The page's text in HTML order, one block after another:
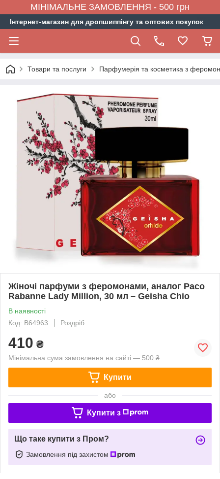
МІНІМАЛЬНЕ ЗАМОВЛЕННЯ - 500 грн
Інтернет-магазин для дропшиппінгу та оптових покупок
Товари та послуги Парфумерія та косметика з
Жіночі парфуми з феромонами, аналог Paco
Rabanne Lady Million, 30 мл – Geisha Chio
В наявності
Код: B64963
Роздріб
410 ₴
Мінімальна сума замовлення на сайті — 500 ₴
Купити
або
Купити з
Що таке купити з Пром?
Замовлення під захистом